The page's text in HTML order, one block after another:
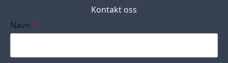
Kontakt oss
Navn *